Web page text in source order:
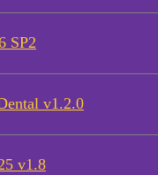
SP2
v1.2.0
v1.8